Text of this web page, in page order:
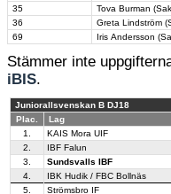
35
Tova Burman
36
Greta Lindström
69
Iris Andersson
Stämmer inte
iBIS.
Juniorallsvenskan B DJ18
Plac.
Lag
1. KAIS Mora UIF
2.
IBF Falun
3.
Sundsvalls IBF
4.
IBK Hudik / FBC Bollnäs
5.
Strömsbro IF